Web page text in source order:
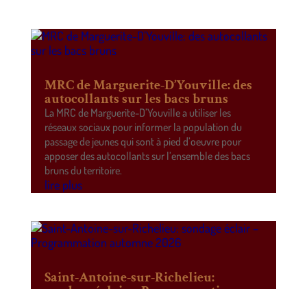
MRC de Marguerite-D’Youville: des
autocollants sur les bacs bruns
La MRC de Marguerite-D’Youville a utiliser les
réseaux sociaux pour informer la population du
passage de jeunes qui sont à pied d’oeuvre pour
apposer des autocollants sur l’ensemble des bacs
bruns du territoire.
lire plus
Saint-Antoine-sur-Richelieu: